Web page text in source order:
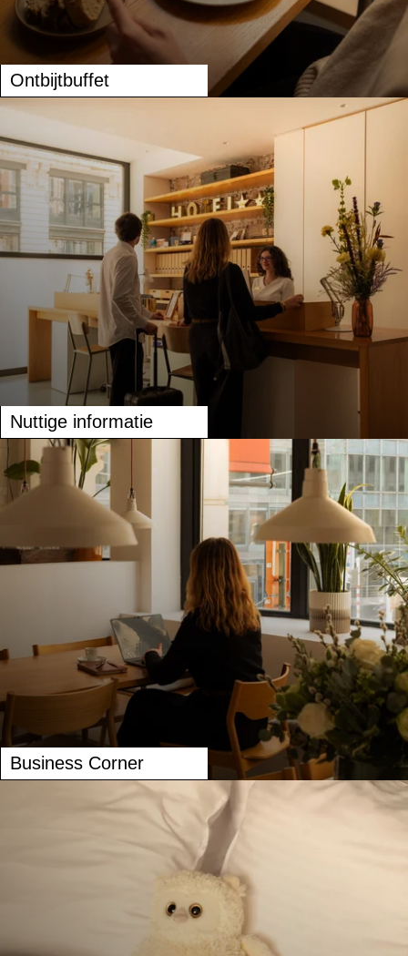
Ontbijtbuffet
Nuttige informatie
Business Corner
KAMERS
DIENSTEN
SPECIALE AANBIEDINGEN
RUND UM DAS HOTEL
BUSINESSOPLOSSINGEN
KONTAKT
FR